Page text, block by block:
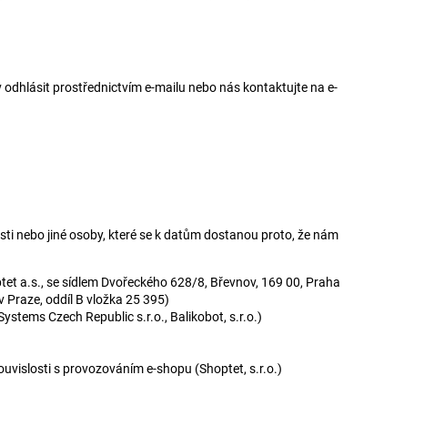
prostřednictvím e-mailu nebo nás kontaktujte na e-
nebo jiné osoby, které se k datům dostanou proto, že nám
a.s., se sídlem Dvořeckého 628/8, Břevnov, 169 00, Praha
Praze, oddíl B vložka 25 395)
Czech Republic s.r.o., Balikobot, s.r.o.)
s provozováním e-shopu (Shoptet, s.r.o.)